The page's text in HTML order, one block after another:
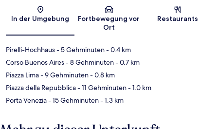
Karte
In der Umgebung
Fortbewegung vor
Ort
Restaurants
Pirelli-Hochhaus- 5 Gehminuten- 0.4 km
Corso Buenos Aires- 8 Gehminuten- 0.7 km
Piazza Lima- 9 Gehminuten- 0.8 km
Piazza della Repubblica- 11 Gehminuten- 1.0 km
Porta Venezia- 15 Gehminuten- 1.3 km